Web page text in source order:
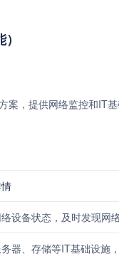
案，提供网络监控和IT
设备状态，及时发现网
器、存储等IT基础设施